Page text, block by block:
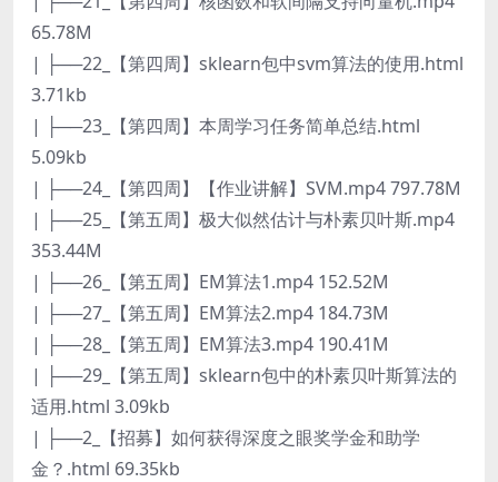
65.78M
| ├──22_【第四周】sklearn包中svm算法的使用.html
3.71kb
| ├──23_【第四周】本周学习任务简单总结.html
5.09kb
| ├──24_【第四周】【作业讲解】SVM.mp4 797.78M
| ├──25_【第五周】极大似然估计与朴素贝叶斯.mp4
353.44M
| ├──26_【第五周】EM算法1.mp4 152.52M
| ├──27_【第五周】EM算法2.mp4 184.73M
| ├──28_【第五周】EM算法3.mp4 190.41M
| ├──29_【第五周】sklearn包中的朴素贝叶斯算法的
适用.html 3.09kb
| ├──2_【招募】如何获得深度之眼奖学金和助学
金？.html 69.35kb